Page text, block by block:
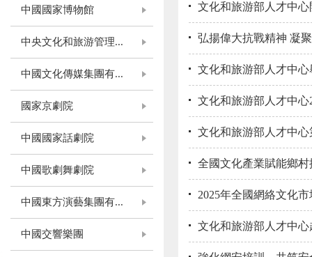
中國國家博物館
中央文化和旅游管理...
中國文化傳媒集團有...
國家京劇院
中國國家話劇院
中國歌劇舞劇院
中國東方演藝集團有...
中國交響樂團
文化和旅游部人才中
弘揚偉大抗戰精神 凝
文化和旅游部人才中
文化和旅游部人才中心
文化和旅游部人才中心
全國文化產業賦能鄉
2025年全國網絡文化
文化和旅游部人才中